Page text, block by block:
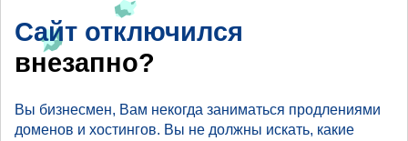
Сайт отключился
внезапно?
Вы бизнесмен, Вам некогда заниматься продлениями
доменов и хостингов. Вы не должны искать, какие